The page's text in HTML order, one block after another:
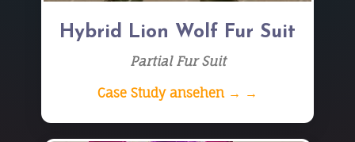
Hybrid Lion Wolf Fur Suit
Partial Fur Suit
Case Study ansehen → →